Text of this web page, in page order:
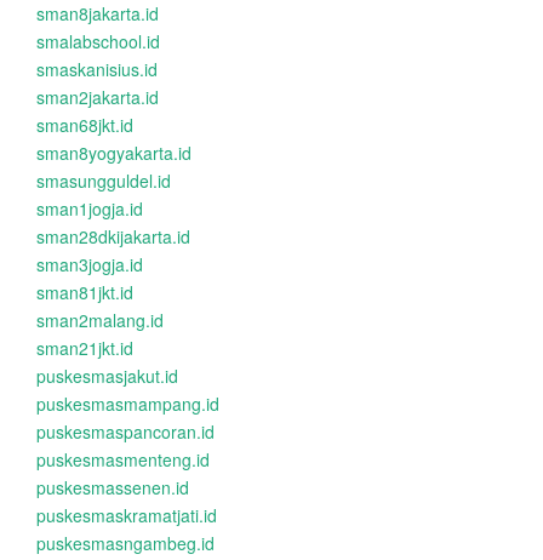
sman8jakarta.id
smalabschool.id
smaskanisius.id
sman2jakarta.id
sman68jkt.id
sman8yogyakarta.id
smasungguldel.id
sman1jogja.id
sman28dkijakarta.id
sman3jogja.id
sman81jkt.id
sman2malang.id
sman21jkt.id
puskesmasjakut.id
puskesmasmampang.id
puskesmaspancoran.id
puskesmasmenteng.id
puskesmassenen.id
puskesmaskramatjati.id
puskesmasngambeg.id